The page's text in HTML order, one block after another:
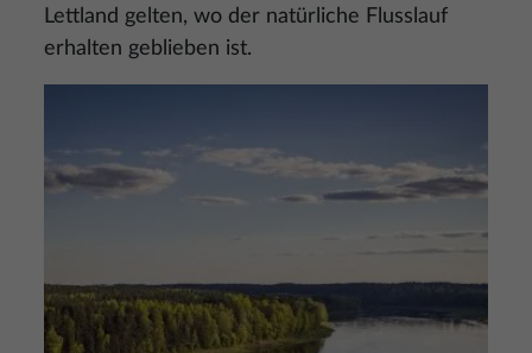
Lettland gelten, wo der natürliche Flusslauf
erhalten geblieben ist.